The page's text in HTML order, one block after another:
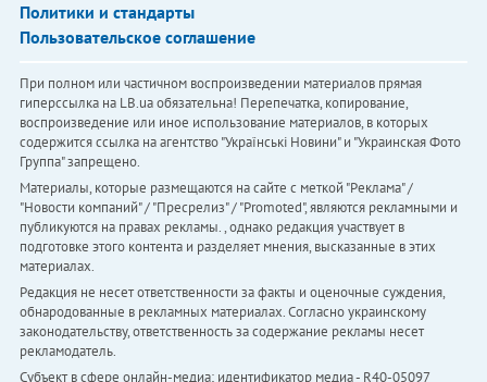
Политики и стандарты
Пользовательское соглашение
При полном или частичном воспроизведении материалов прямая
гиперссылка на LB.ua обязательна! Перепечатка, копирование,
воспроизведение или иное использование материалов, в которых
содержится ссылка на агентство "Українськi Новини" и "Украинская Фото
Группа" запрещено.
Материалы, которые размещаются на сайте с меткой "Реклама" /
"Новости компаний" / "Пресрелиз" / "Promoted", являются рекламными и
публикуются на правах рекламы. , однако редакция участвует в
подготовке этого контента и разделяет мнения, высказанные в этих
материалах.
Редакция не несет ответственности за факты и оценочные суждения,
обнародованные в рекламных материалах. Согласно украинскому
законодательству, ответственность за содержание рекламы несет
рекламодатель.
Субъект в сфере онлайн-медиа; идентификатор медиа - R40-05097